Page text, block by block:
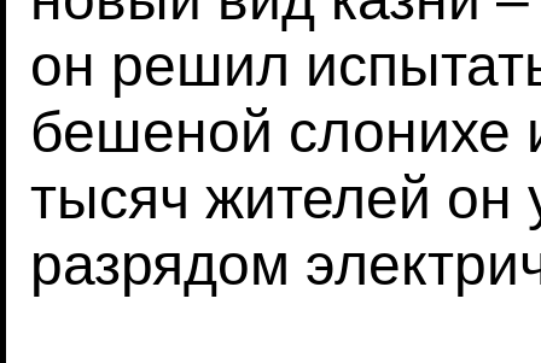
он решил
бешеной слонихе
тысяч жителей он
разрядом